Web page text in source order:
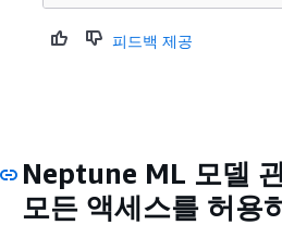
피드백 제공
Neptune ML 모델
모든 액세스를 허용